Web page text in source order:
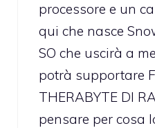
processore e un
qui che nasce
SO che uscirà a
potrà supportare
THERABYTE DI
pensare per cosa